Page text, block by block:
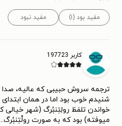
مفید بود (۱) مفید نبود
کاربر 197723
ترجمه سروش حبیبی که عالیه،
شنیدم خوب بود اما در همان
خواندن تلفظ رولِتِنبُرگ (شهر خیالی
میوفته) بود که به صورت رولْتِنبُرگ